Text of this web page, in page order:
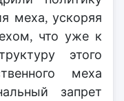
меха, ускоряя
что уже к
этого
меха
запрет